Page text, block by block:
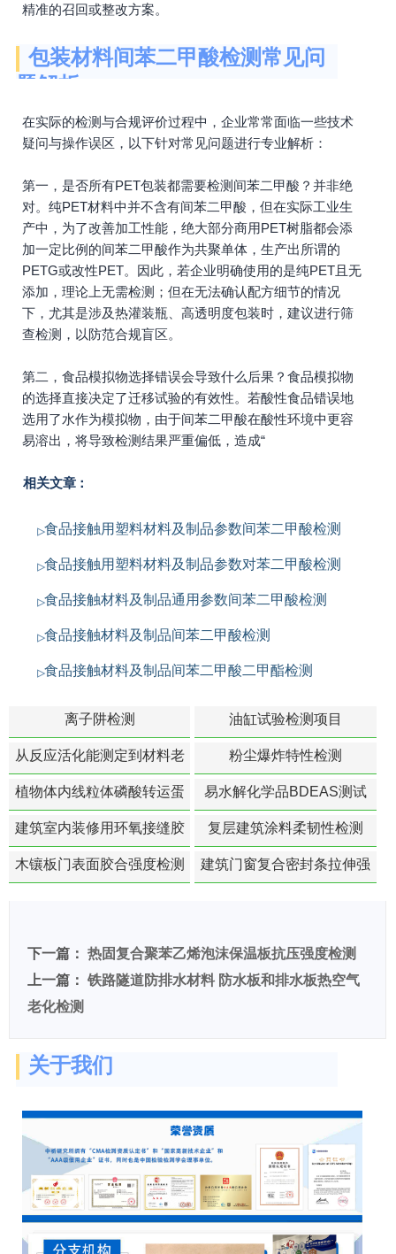
精准的召回或整改方案。
包装材料间苯二甲酸检测常见问
题解析
在实际的检测与合规评价过程中，企业常常面临一些技术
疑问与操作误区，以下针对常见问题进行专业解析：
第一，是否所有PET包装都需要检测间苯二甲酸？并非绝
对。纯PET材料中并不含有间苯二甲酸，但在实际工业生
产中，为了改善加工性能，绝大部分商用PET树脂都会添
加一定比例的间苯二甲酸作为共聚单体，生产出所谓的
PETG或改性PET。因此，若企业明确使用的是纯PET且无
添加，理论上无需检测；但在无法确认配方细节的情况
下，尤其是涉及热灌装瓶、高透明度包装时，建议进行筛
查检测，以防范合规盲区。
第二，食品模拟物选择错误会导致什么后果？食品模拟物
的选择直接决定了迁移试验的有效性。若酸性食品错误地
选用了水作为模拟物，由于间苯二甲酸在酸性环境中更容
易溶出，将导致检测结果严重偏低，造成“
相关文章：
食品接触用塑料材料及制品参数间苯二甲酸检测
食品接触用塑料材料及制品参数对苯二甲酸检测
食品接触材料及制品通用参数间苯二甲酸检测
食品接触材料及制品间苯二甲酸检测
食品接触材料及制品间苯二甲酸二甲酯检测
离子阱检测 油缸试验检测项目
从反应活化能测定到材料老
化寿命预测的经典模型
粉尘爆炸特性检测
植物体内线粒体磷酸转运蛋
白活性检测
易水解化学品BDEAS测试
建筑室内装修用环氧接缝胶
苯含量检测
复层建筑涂料柔韧性检测
木镶板门表面胶合强度检测
建筑门窗复合密封条拉伸强
下一篇： 热固复合聚苯乙烯泡沫保温板抗压强度检测
上一篇： 铁路隧道防排水材料 防水板和排水板热空气
老化检测
关于我们